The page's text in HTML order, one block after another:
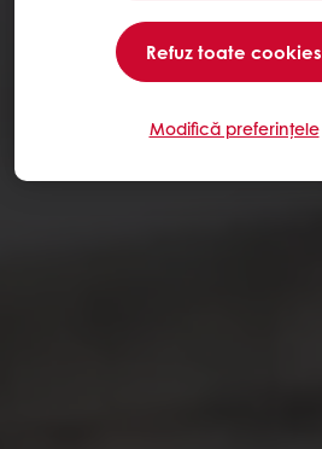
Refuz toate cookies
Modifică preferințele